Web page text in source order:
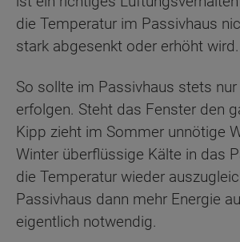
die Temperatur im Passivhaus
stark abgesenkt oder erhöht wird.
So sollte im Passivhaus stets
erfolgen. Steht das Fenster den
Kipp zieht im Sommer unnötige
Winter überflüssige Kälte in das
die Temperatur wieder
Passivhaus dann mehr Energie
eigentlich notwendig.